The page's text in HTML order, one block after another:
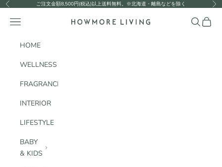
コンテンツへスキップ
前へ ご注文金額8,500円(税込)以上送料無料。※北海道・離島などを除く 次
HOWMORE LIVING
メニュー 検索カート
HOME
WELLNESS
FRAGRANCE
INTERIOR
LIFESTYLE
BABY
& KIDS